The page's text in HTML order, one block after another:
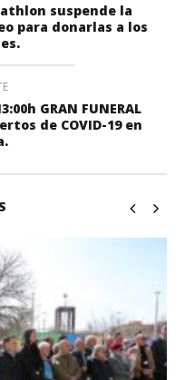
suspende la
para donarlas a los
GRAN FUNERAL
de COVID-19 en